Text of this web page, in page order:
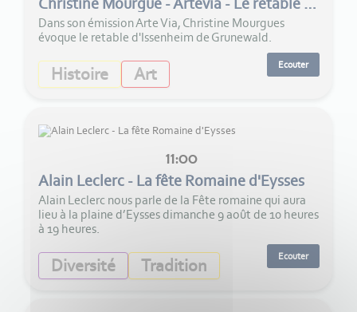
Dans son émission Arte Via, Christine Mourgues
évoque le retable d'Issenheim de Grunewald.
Histoire Art Ecouter
11:00
Alain Leclerc - La fête Romaine d'Eysses
Alain Leclerc nous parle de la Fête romaine qui aura
lieu à la plaine d’Eysses dimanche 9 août de 10 heures
à 19 heures.
Diversité Tradition Ecouter